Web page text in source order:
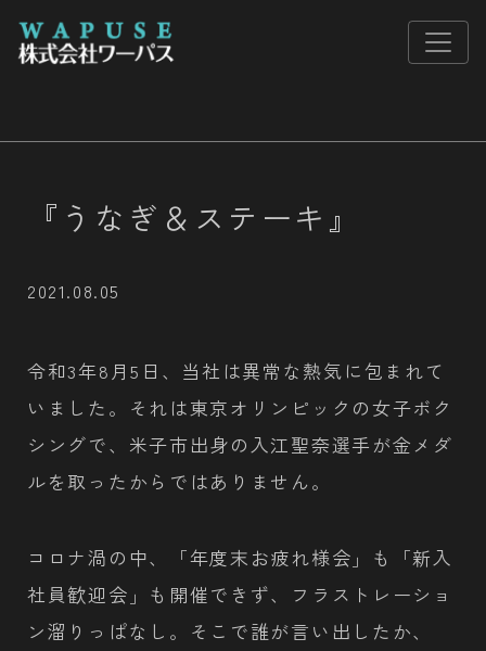
『うなぎ＆ステーキ』
2021.08.05
令和3年8月5日、当社は異常な熱気に包まれて
いました。それは東京オリンピックの女子ボク
シングで、米子市出身の入江聖奈選手が金メダ
ルを取ったからではありません。
コロナ渦の中、「年度末お疲れ様会」も「新入
社員歓迎会」も開催できず、フラストレーショ
ン溜りっぱなし。そこで誰が言い出したか、